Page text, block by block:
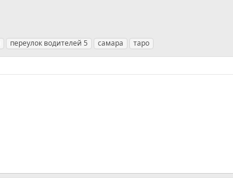
переулок водителей 5 самара таро